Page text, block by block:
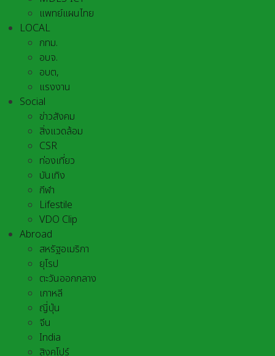
แพทย์แผนไทย
LOCAL
กทม.
อบจ.
อบต,
แรงงาน
Social
ข่าวสังคม
สิ่งแวดล้อม
CSR
ท่องเที่ยว
บันเทิง
กีฬา
Lifestile
VDO Clip
Abroad
สหรัฐอเมริกา
ยุโรป
ตะวันออกกลาง
เกาหลี
ญี่ปุ่น
จีน
India
สิงคโปร์